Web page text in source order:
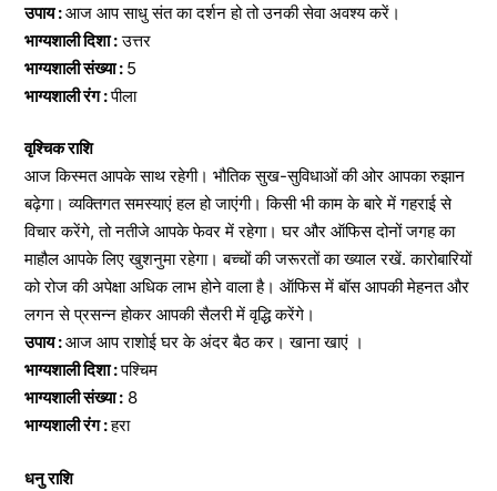
उपाय :आज आप साधु संत का दर्शन हो तो उनकी सेवा अवश्य करें।
भाग्यशाली दिशा :उत्तर
भाग्यशाली संख्या : 5
भाग्यशाली रंग :पीला
वृश्चिक राशि
आज किस्मत आपके साथ रहेगी। भौतिक सुख-सुविधाओं की ओर आपका रुझान
बढ़ेगा। व्यक्तिगत समस्याएं हल हो जाएंगी। किसी भी काम के बारे में गहराई से
विचार करेंगे, तो नतीजे आपके फेवर में रहेगा। घर और ऑफिस दोनों जगह का
माहौल आपके लिए खुशनुमा रहेगा। बच्चों की जरूरतों का ख्याल रखें. कारोबारियों
को रोज की अपेक्षा अधिक लाभ होने वाला है। ऑफिस में बॉस आपकी मेहनत और
लगन से प्रसन्न होकर आपकी सैलरी में वृद्धि करेंगे।
उपाय :आज आप राशोई घर के अंदर बैठ कर। खाना खाएं ।
भाग्यशाली दिशा :पश्चिम
भाग्यशाली संख्या : 8
भाग्यशाली रंग :हरा
धनु राशि